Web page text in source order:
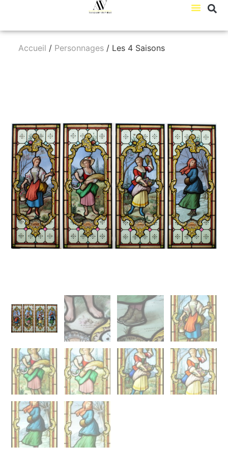
Accueil / Personnages/ Les 4 Saisons